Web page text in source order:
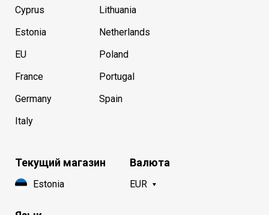
Cyprus
Estonia
EU
France
Germany
Italy
Lithuania
Netherlands
Poland
Portugal
Spain
Текущий магазин
Estonia
Валюта
EUR